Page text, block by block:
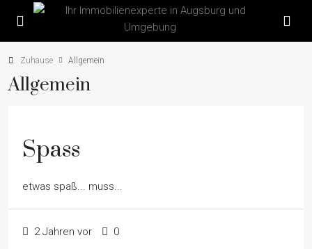
Zuhause Allgemein
Allgemein
Spass
etwas spaß... muss...
2 Jahren vor 0